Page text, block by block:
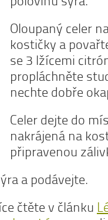
Oloupaný celer
kostičky a
se 3 lžícemi
propláchněte
nechte dobře
Celer dejte do
nakrájená na
připravenou
a podávejte.
čtěte v článku